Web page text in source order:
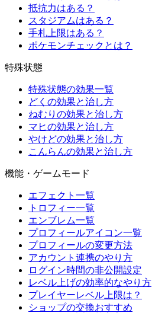
抵抗力はある？
スタジアムはある？
手札上限はある？
ポケモンチェックとは？
特殊状態
特殊状態の効果一覧
どくの効果と治し方
ねむりの効果と治し方
マヒの効果と治し方
やけどの効果と治し方
こんらんの効果と治し方
機能・ゲームモード
エフェクト一覧
トロフィー一覧
エンブレム一覧
プロフィールアイコン一覧
プロフィールの変更方法
アカウント連携のやり方
ログイン時間の非公開設定
レベル上げの効率的なやり方
プレイヤーレベル上限は？
ショップの交換おすすめ